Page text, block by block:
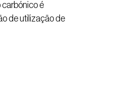
carbónico é
de utilização de